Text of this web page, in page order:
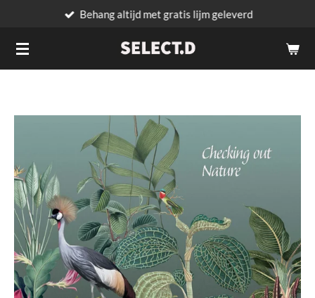
naar
Behang altijd met gratis lijm geleverd